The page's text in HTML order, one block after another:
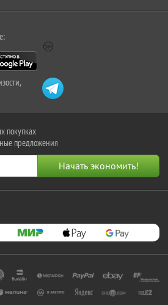
покупках
предложения